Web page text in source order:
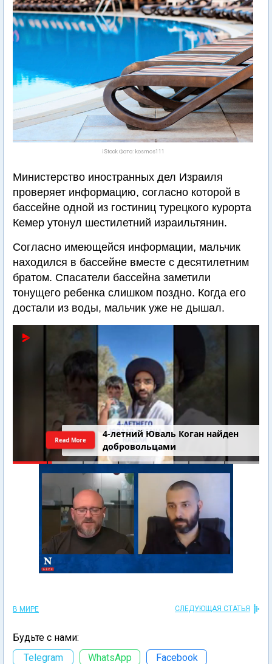
iStock Фото: kosmos111
Министерство иностранных дел Израиля
проверяет информацию, согласно которой в
бассейне одной из гостиниц турецкого курорта
Кемер утонул шестилетний израильтянин.
Согласно имеющейся информации, мальчик
находился в бассейне вместе с десятилетним
братом. Спасатели бассейна заметили
тонущего ребенка слишком поздно. Когда его
достали из воды, мальчик уже не дышал.
4-летний Юваль Коган найден
добровольцами
Read More
В МИРЕ СЛЕДУЮЩАЯ СТАТЬЯ
Будьте с нами:
Telegram
WhatsApp Facebook